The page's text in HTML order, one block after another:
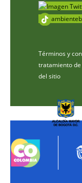
Términos y
tratamiento
del sitio